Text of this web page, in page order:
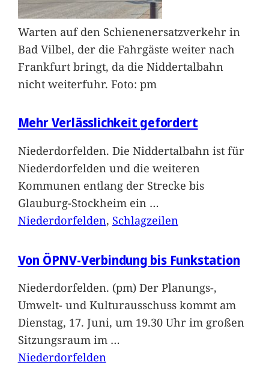
Warten auf den Schienenersatzverkehr in
Bad Vilbel, der die Fahrgäste weiter nach
Frankfurt bringt, da die Niddertalbahn
nicht weiterfuhr. Foto: pm
Mehr Verlässlichkeit gefordert
Niederdorfelden. Die Niddertalbahn ist für
Niederdorfelden und die weiteren
Kommunen entlang der Strecke bis
Glauburg-Stockheim ein …
Niederdorfelden, Schlagzeilen
Von ÖPNV-Verbindung bis Funkstation
Niederdorfelden. (pm) Der Planungs-,
Umwelt- und Kulturausschuss kommt am
Dienstag, 17. Juni, um 19.30 Uhr im großen
Sitzungsraum im …
Niederdorfelden